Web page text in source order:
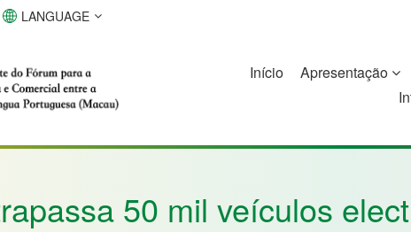
Cabo Verde Guiné
LANGUAGE
Início Apresentação
50 mil veículos